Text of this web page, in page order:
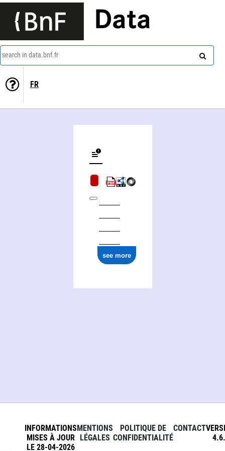
Data
search in data.bnf.fr
FR
see more
INFORMATIONS
MISES À JOUR
LE 28-04-2026
MENTIONS
LÉGALES
POLITIQUE DE
CONFIDENTIALITÉ
CONTACT